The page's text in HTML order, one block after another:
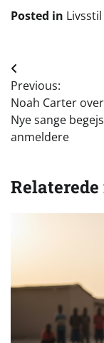
Posted in Livsstil
Previous:
Noah Carter
Nye sange
anmeldere